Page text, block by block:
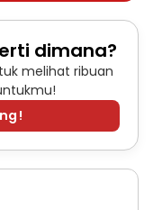
dimana?
melihat ribuan